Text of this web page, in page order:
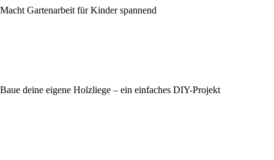
Macht Gartenarbeit für Kinder spannend
Baue deine eigene Holzliege – ein einfaches DIY-Projekt